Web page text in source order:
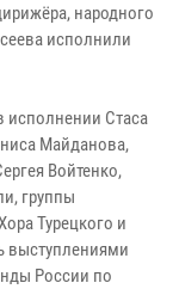
народного
исполнили
исполнении Стаса
Майданова,
Войтенко,
группы
Турецкого и
выступлениями
России по